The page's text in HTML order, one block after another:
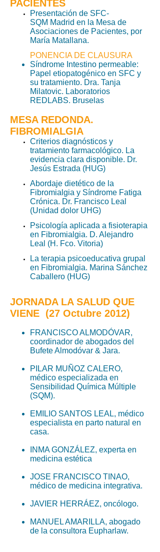
PACIENTES
Presentación de SFC-
SQM Madrid en la Mesa de
Asociaciones de Pacientes, por
María Matallana.
PONENCIA DE CLAUSURA
Síndrome Intestino permeable:
Papel etiopatogénico en SFC y
su tratamiento. Dra. Tanja
Milatovic. Laboratorios
REDLABS. Bruselas
MESA REDONDA.
FIBROMIALGIA
Criterios diagnósticos y
tratamiento farmacológico. La
evidencia clara disponible. Dr.
Jesús Estrada (HUG)
Abordaje dietético de la
Fibromialgia y Síndrome Fatiga
Crónica. Dr. Francisco Leal
(Unidad dolor UHG)
Psicología aplicada a fisioterapia
en Fibromialgia. D. Alejandro
Leal (H. Fco. Vitoria)
La terapia psicoeducativa grupal
en Fibromialgia. Marina Sánchez
Caballero (HUG)
JORNADA LA SALUD QUE
VIENE (27 Octubre 2012)
FRANCISCO ALMODÓVAR,
coordinador de abogados del
Bufete Almodóvar & Jara.
PILAR MUÑOZ CALERO,
médico especializada en
Sensibilidad Química Múltiple
(SQM).
EMILIO SANTOS LEAL, médico
especialista en parto natural en
casa.
INMA GONZÁLEZ, experta en
medicina estética
JOSE FRANCISCO TINAO,
médico de medicina integrativa.
JAVIER HERRÁEZ, oncólogo.
MANUEL AMARILLA, abogado
de la consultora Eupharlaw.